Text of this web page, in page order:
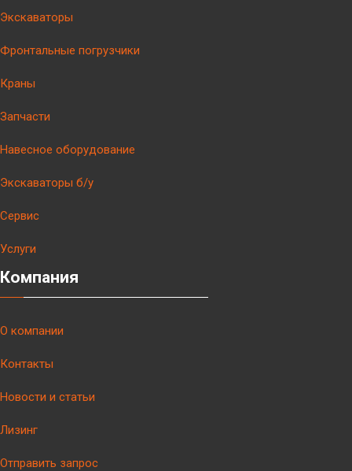
Экскаваторы
Фронтальные погрузчики
Краны
Запчасти
Навесное оборудование
Экскаваторы б/у
Сервис
Услуги
Компания
О компании
Контакты
Новости и статьи
Лизинг
Отправить запрос